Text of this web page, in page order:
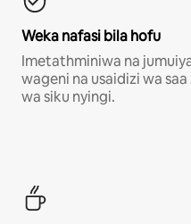
Weka nafasi bila hofu
Imetathminiwa na
wageni na usaidizi wa
wa siku nyingi.